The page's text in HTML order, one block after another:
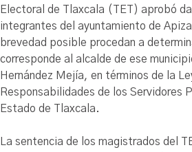
Electoral de Tlaxcala (TET) aprobó
integrantes del ayuntamiento de
brevedad posible procedan a
corresponde al alcalde de ese
Hernández Mejía, en términos de la
Responsabilidades de los Servidores
Estado de Tlaxcala.
La sentencia de los magistrados del